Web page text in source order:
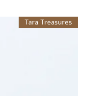
Tara Treasures